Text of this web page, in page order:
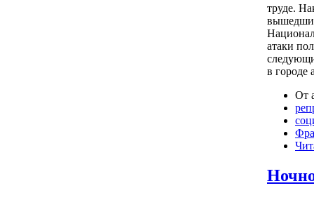
труде.
атаки
в городе
От